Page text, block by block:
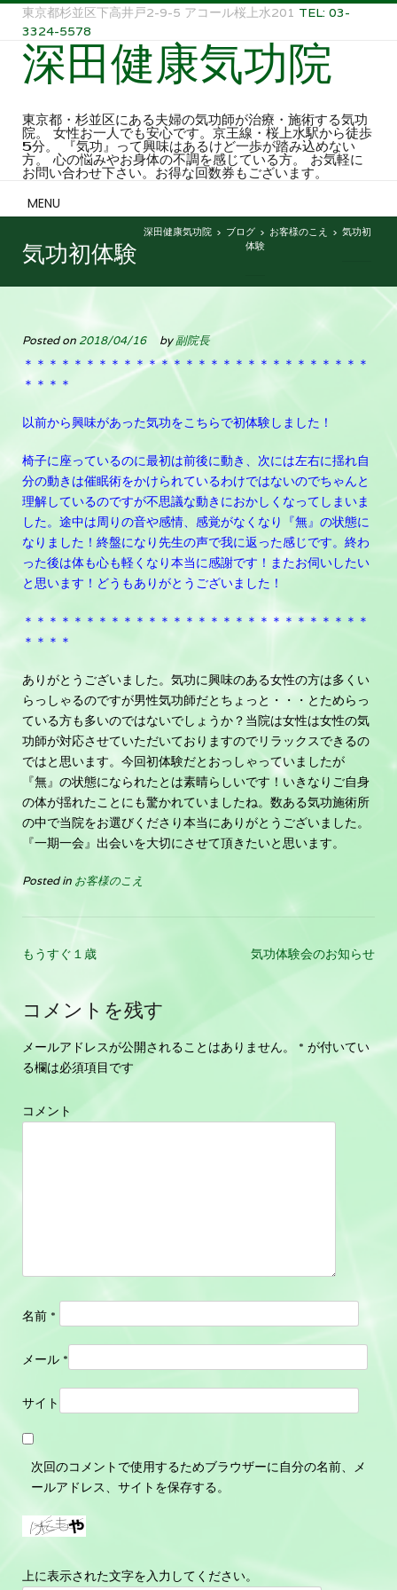
東京都杉並区下高井戸2-9-5 アコール桜上水201 TEL: 03-
3324-5578
深田健康気功院
東京都・杉並区にある夫婦の気功師が治療・施術する気功
院。 女性お一人でも安心です。京王線・桜上水駅から徒歩
5分。 『気功』って興味はあるけど一歩が踏み込めない
方。 心の悩みやお身体の不調を感じている方。 お気軽に
お問い合わせ下さい。お得な回数券もございます。
MENU
気功初体験
深田健康気功院 > ブログ > お客様のこえ > 気功初
体験
Posted on 2018/04/16 by副院長
＊＊＊＊＊＊＊＊＊＊＊＊＊＊＊＊＊＊＊＊＊＊＊＊＊＊＊＊
＊＊＊＊
以前から興味があった気功をこちらで初体験しました！
椅子に座っているのに最初は前後に動き、次には左右に揺れ自
分の動きは催眠術をかけられているわけではないのでちゃんと
理解しているのですが不思議な動きにおかしくなってしまいま
した。途中は周りの音や感情、感覚がなくなり『無』の状態に
なりました！終盤になり先生の声で我に返った感じです。終わ
った後は体も心も軽くなり本当に感謝です！またお伺いしたい
と思います！どうもありがとうございました！
＊＊＊＊＊＊＊＊＊＊＊＊＊＊＊＊＊＊＊＊＊＊＊＊＊＊＊＊
＊＊＊＊
ありがとうございました。気功に興味のある女性の方は多くい
らっしゃるのですが男性気功師だとちょっと・・・とためらっ
ている方も多いのではないでしょうか？当院は女性は女性の気
功師が対応させていただいておりますのでリラックスできるの
ではと思います。今回初体験だとおっしゃっていましたが
『無』の状態になられたとは素晴らしいです！いきなりご自身
の体が揺れたことにも驚かれていましたね。数ある気功施術所
の中で当院をお選びくださり本当にありがとうございました。
『一期一会』出会いを大切にさせて頂きたいと思います。
Posted in お客様のこえ
もうすぐ１歳 気功体験会のお知らせ
コメントを残す
メールアドレスが公開されることはありません。 * が付いてい
る欄は必須項目です
コメント
名前 *
メール *
サイト
次回のコメントで使用するためブラウザーに自分の名前、メ
ールアドレス、サイトを保存する。
上に表示された文字を入力してください。